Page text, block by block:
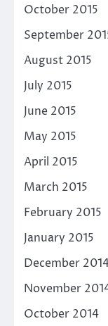
October 2015
September
August 2015
July 2015
June 2015
May 2015
April 2015
March 2015
February 2015
January 2015
December
November
October 2014